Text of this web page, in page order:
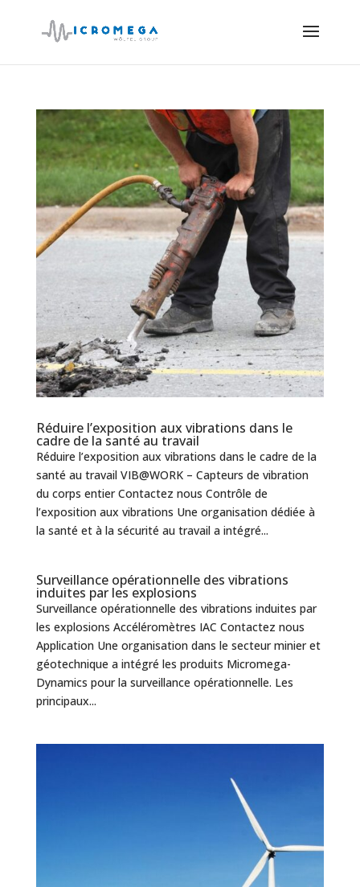
Réduire l’exposition aux vibrations dans le
cadre de la santé au travail
Réduire l’exposition aux vibrations dans le cadre de la
santé au travail VIB@WORK – Capteurs de vibration
du corps entier Contactez nous Contrôle de
l’exposition aux vibrations Une organisation dédiée à
la santé et à la sécurité au travail a intégré...
Surveillance opérationnelle des vibrations
induites par les explosions
Surveillance opérationnelle des vibrations induites par
les explosions Accéléromètres IAC Contactez nous
Application Une organisation dans le secteur minier et
géotechnique a intégré les produits Micromega-
Dynamics pour la surveillance opérationnelle. Les
principaux...